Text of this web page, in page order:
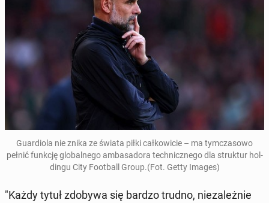
Gu­ar­dio­la nie znika ze świata piłki cał­ko­wi­cie – ma tym­cza­so­wo
pełnić funkcję glo­bal­ne­go am­ba­sa­do­ra tech­nicz­ne­go dla struk­tur hol­
din­gu City Fo­ot­ball Group.(Fot. Getty Images)
"Każdy tytuł zdobywa się bardzo trudno, nie­za­leż­nie